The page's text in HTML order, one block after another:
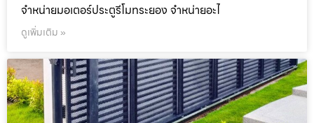
จำหน่ายมอเตอร์ประตูรีโมทระยอง จำหน่ายอะไ
ดูเพิ่มเติม »